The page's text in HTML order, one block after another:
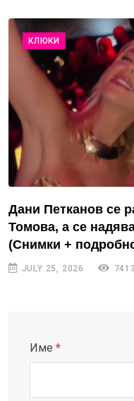
КЛЮКИ
Дани Петканов се
Томова, а се
(Снимки +
JULY 25, 2026 7413
Име *